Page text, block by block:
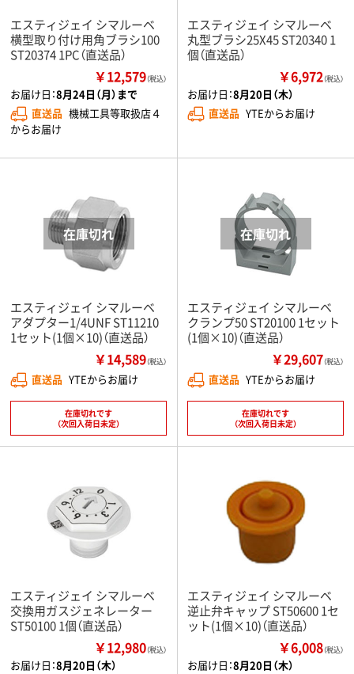
エスティジェイ シマルーベ
横型取り付け用角ブラシ100
ST20374 1PC（直送品）
￥12,579（税込）
お届け日：8月24日（月）まで
直送品 機械工具等取扱店４
からお届け
エスティジェイ シマルーベ
丸型ブラシ25X45 ST20340 1
個（直送品）
￥6,972（税込）
お届け日：8月20日（木）
直送品 YTEからお届け
エスティジェイ シマルーベ
アダプター1/4UNF ST11210
1セット(1個×10)（直送品）
￥14,589（税込）
直送品 YTEからお届け
在庫切れです
（次回入荷日未定）
エスティジェイ シマルーベ
クランプ50 ST20100 1セット
(1個×10)（直送品）
￥29,607（税込）
直送品 YTEからお届け
在庫切れです
（次回入荷日未定）
エスティジェイ シマルーベ
交換用ガスジェネレーター
ST50100 1個（直送品）
￥12,980（税込）
お届け日：8月20日（木）
エスティジェイ シマルーベ
逆止弁キャップ ST50600 1セ
ット(1個×10)（直送品）
￥6,008（税込）
お届け日：8月20日（木）